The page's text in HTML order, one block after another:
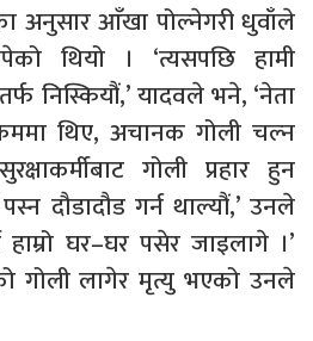
अनुसार आँखा पोल्नेगरी धुवाँले
थियो । ‘त्यसपछि हामी
निस्कियौं,’ यादवले भने, ‘नेता
थिए, अचानक गोली चल्न
गोली प्रहार हुन
दौडादौड गर्न थाल्यौं,’ उनले
हाम्रो घर–घर पसेर जाइलागे ।’
गोली लागेर मृत्यु भएको उनले